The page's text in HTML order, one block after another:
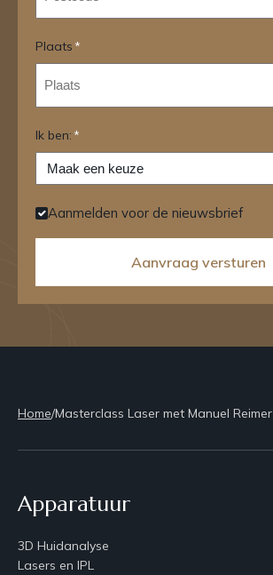
Plaats *
Ik ben: *
Aanmelden voor de nieuwsbrief
Aanvraag versturen
Home/Masterclass Laser met Manuel Reimer
Apparatuur
3D Huidanalyse
Lasers en IPL